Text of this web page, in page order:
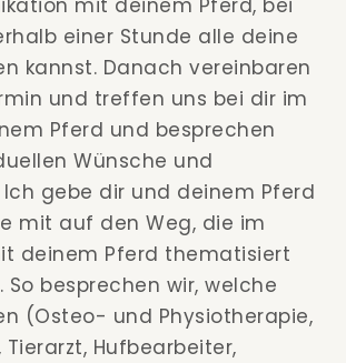
mit deinem Pferd, bei
einer Stunde alle deine
kannst. Danach vereinbaren
und treffen uns bei dir im
Pferd und besprechen
Wünsche und
Ich gebe dir und deinem Pferd
mit auf den Weg, die im
deinem Pferd thematisiert
So besprechen wir, welche
(Osteo- und Physiotherapie,
Tierarzt, Hufbearbeiter,